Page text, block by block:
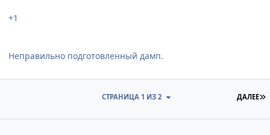
+1
Неправильно подготовленный дамп.
ДАЛЕЕ
СТРАНИЦА 1 ИЗ 2